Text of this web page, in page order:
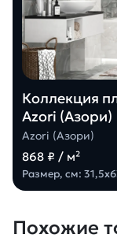
Коллекция
Azori (Азори)
Azori (Азори)
868 ₽ / м²
Размер, см:
Похожие